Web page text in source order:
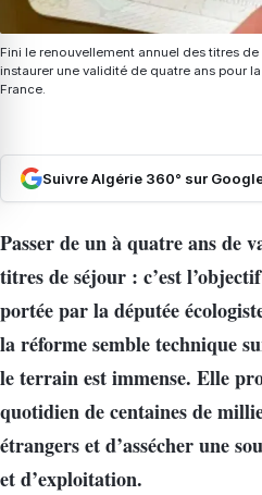
Fini le renouvellement annuel des titres
instaurer une validité de quatre ans pour
France.
Suivre Algérie 360° sur
Passer de un à quatre ans de
titres de séjour : c’est
portée par la députée
la réforme semble technique
le terrain est immense. Elle
quotidien de centaines de
étrangers et d’assécher une
et d’exploitation.